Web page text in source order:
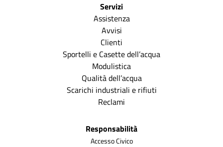
Servizi
Assistenza
Avvisi
Clienti
Sportelli e Casette dell’acqua
Modulistica
Qualità dell’acqua
Scarichi industriali e rifiuti
Reclami
Responsabilità
Accesso Civico